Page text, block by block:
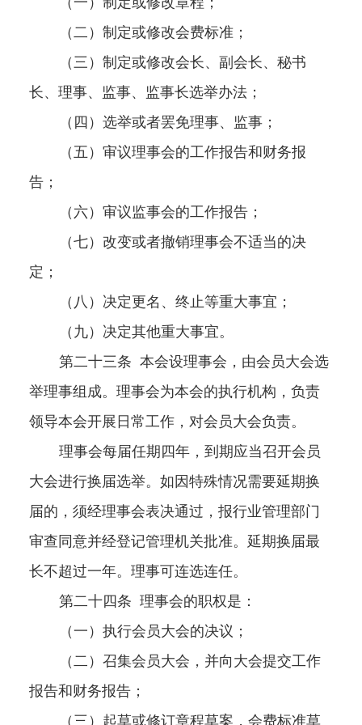
（二）制定或修改会费标准；
（三）制定或修改会长、副会长、秘书
长、理事、监事、监事长选举办法；
（四）选举或者罢免理事、监事；
（五）审议理事会的工作报告和财务报
告；
（六）审议监事会的工作报告；
（七）改变或者撤销理事会不适当的决
定；
（八）决定更名、终止等重大事宜；
（九）决定其他重大事宜。
第二十三条 本会设理事会，由会员大会选
举理事组成。理事会为本会的执行机构，负责
领导本会开展日常工作，对会员大会负责。
理事会每届任期四年，到期应当召开会员
大会进行换届选举。如因特殊情况需要延期换
届的，须经理事会表决通过，报行业管理部门
审查同意并经登记管理机关批准。延期换届最
长不超过一年。理事可连选连任。
第二十四条 理事会的职权是：
（一）执行会员大会的决议；
（二）召集会员大会，并向大会提交工作
报告和财务报告；
（三）起草或修订章程草案，会费标准草